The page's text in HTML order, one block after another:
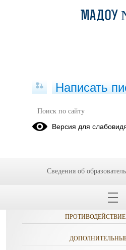
Публикации за
ОБРАЩЕНИЯ
МАДОУ
Написать
Версия для
Сведения об